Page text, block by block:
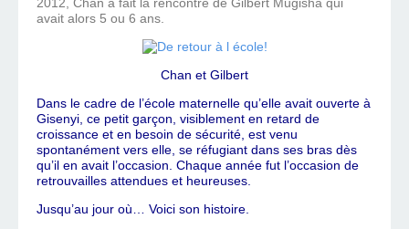
2012, Chan a fait la rencontre de Gilbert Mugisha qui
avait alors 5 ou 6 ans.
Chan et Gilbert
Dans le cadre de l’école maternelle qu’elle avait ouverte à
Gisenyi, ce petit garçon, visiblement en retard de
croissance et en besoin de sécurité, est venu
spontanément vers elle, se réfugiant dans ses bras dès
qu’il en avait l’occasion. Chaque année fut l’occasion de
retrouvailles attendues et heureuses.
Jusqu’au jour où… Voici son histoire.